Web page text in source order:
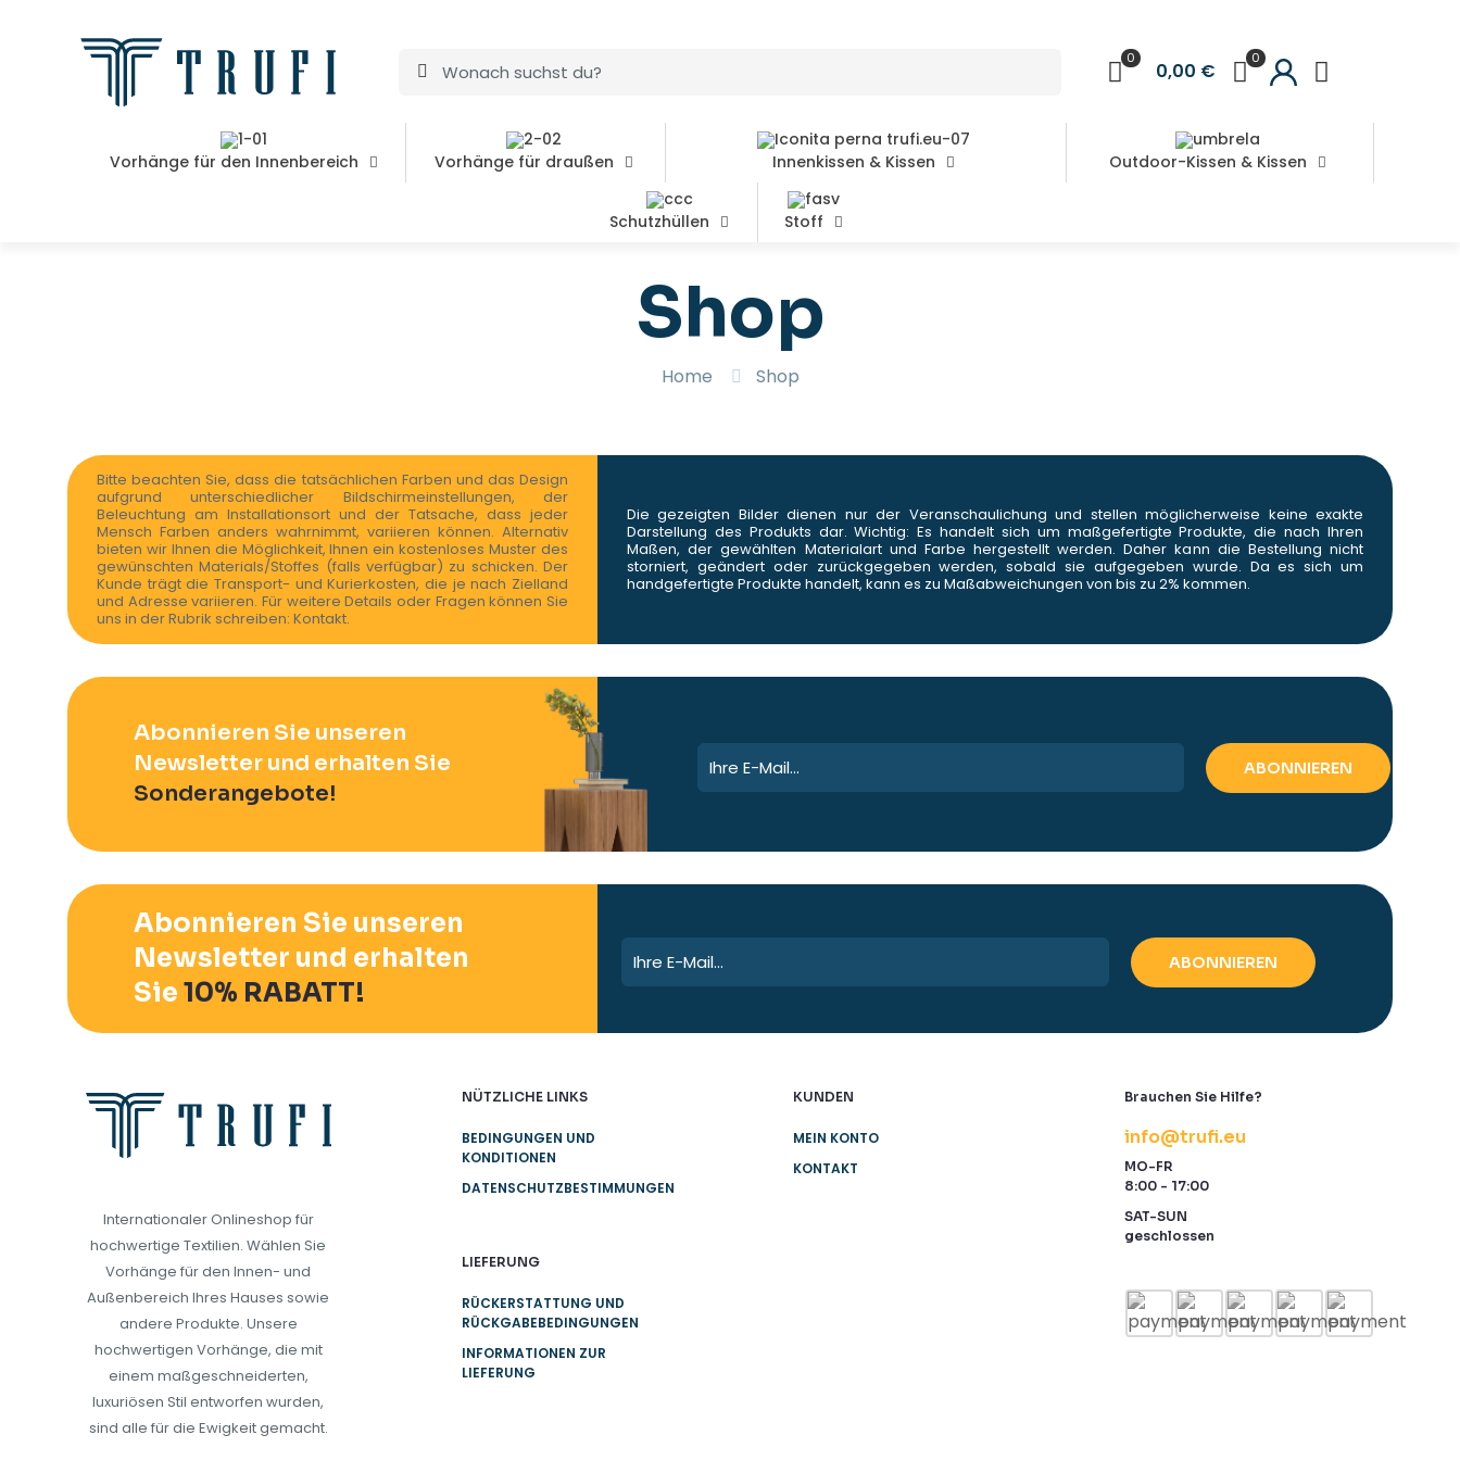
0
0,00 €
0
Vorhänge für den Innenbereich Vorhänge für draußen Innenkissen & Kissen Outdoor-Kissen & Kissen
Schutzhüllen Stoff
Shop
Home Shop
Bitte beachten Sie, dass die tatsächlichen Farben und das Design
aufgrund unterschiedlicher Bildschirmeinstellungen, der
Beleuchtung am Installationsort und der Tatsache, dass jeder
Mensch Farben anders wahrnimmt, variieren können. Alternativ
bieten wir Ihnen die Möglichkeit, Ihnen ein kostenloses Muster des
gewünschten Materials/Stoffes (falls verfügbar) zu schicken. Der
Kunde trägt die Transport- und Kurierkosten, die je nach Zielland
und Adresse variieren. Für weitere Details oder Fragen können Sie
uns in der Rubrik schreiben: Kontakt.
Die gezeigten Bilder dienen nur der Veranschaulichung und stellen möglicherweise keine exakte
Darstellung des Produkts dar. Wichtig: Es handelt sich um maßgefertigte Produkte, die nach Ihren
Maßen, der gewählten Materialart und Farbe hergestellt werden. Daher kann die Bestellung nicht
storniert, geändert oder zurückgegeben werden, sobald sie aufgegeben wurde. Da es sich um
handgefertigte Produkte handelt, kann es zu Maßabweichungen von bis zu 2% kommen.
Abonnieren Sie unseren
Newsletter und erhalten Sie
Sonderangebote!
Abonnieren Sie unseren
Newsletter und erhalten
Sie 10% RABATT!
Internationaler Onlineshop für
hochwertige Textilien. Wählen Sie
Vorhänge für den Innen- und
Außenbereich Ihres Hauses sowie
andere Produkte. Unsere
hochwertigen Vorhänge, die mit
einem maßgeschneiderten,
luxuriösen Stil entworfen wurden,
sind alle für die Ewigkeit gemacht.
NÜTZLICHE LINKS
BEDINGUNGEN UND
KONDITIONEN
DATENSCHUTZBESTIMMUNGEN
LIEFERUNG
RÜCKERSTATTUNG UND
RÜCKGABEBEDINGUNGEN
INFORMATIONEN ZUR
LIEFERUNG
KUNDEN
MEIN KONTO
KONTAKT
Brauchen Sie Hilfe?
info@trufi.eu
MO-FR
8:00 - 17:00
SAT-SUN
geschlossen